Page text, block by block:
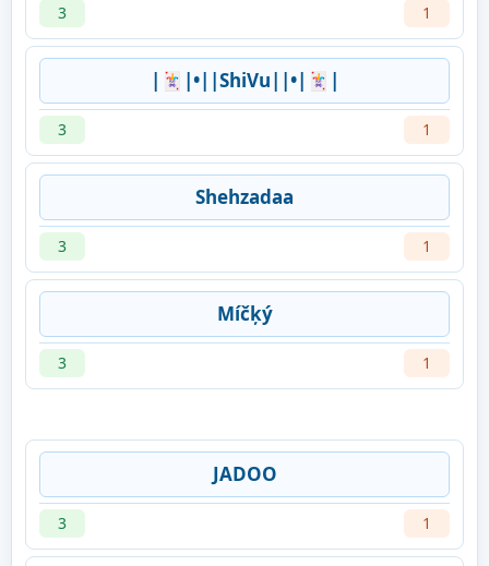
3 1
|🃏|•||ShiVu||•|🃏|
3 1
Shehzadaa
3 1
Míčķý
3 1
JADOO
3 1